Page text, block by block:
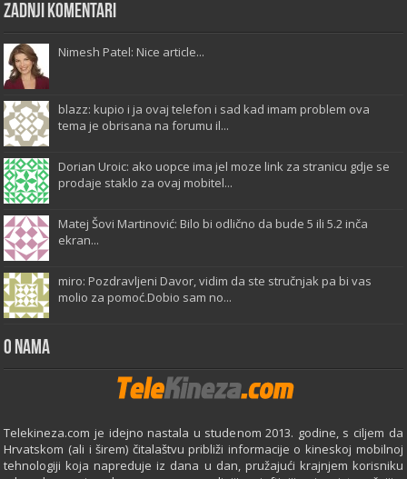
Zadnji komentari
Nimesh Patel: Nice article...
blazz: kupio i ja ovaj telefon i sad kad imam problem ova
tema je obrisana na forumu il...
Dorian Uroic: ako uopce ima jel moze link za stranicu gdje se
prodaje staklo za ovaj mobitel...
Matej Šovi Martinović: Bilo bi odlično da bude 5 ili 5.2 inča
ekran...
miro: Pozdravljeni Davor, vidim da ste stručnjak pa bi vas
molio za pomoć.Dobio sam no...
O Nama
Telekineza.com je idejno nastala u studenom 2013. godine, s ciljem da
Hrvatskom (ali i širem) čitalaštvu približi informacije o kineskoj mobilnoj
tehnologiji koja napreduje iz dana u dan, pružajući krajnjem korisniku